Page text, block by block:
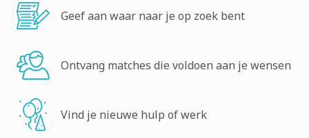
Geef aan waar naar je op zoek bent
Ontvang matches die voldoen aan je wensen
Vind je nieuwe hulp of werk